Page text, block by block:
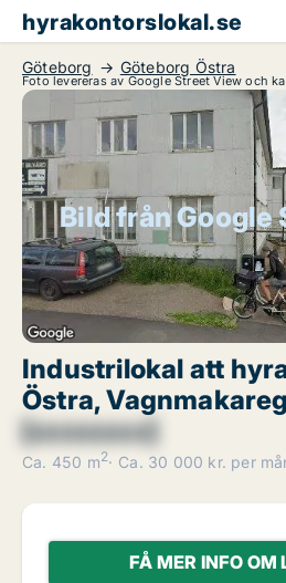
hyrakontorslokal.se
Göteborg Göteborg Östra
Foto levereras av Google Street View och
Bild från Google
Industrilokal att
Östra,
[xxxxxxxx]
Ca. 450 m2 Ca. 30 000 kr. per
FÅ MER INFO OM